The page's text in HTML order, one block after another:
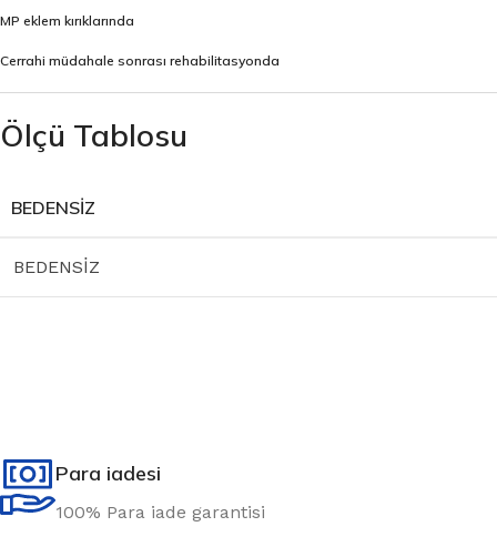
MP eklem kırıklarında
Cerrahi müdahale sonrası rehabilitasyonda
Ölçü Tablosu
BEDENSİZ
BEDENSİZ
Para iadesi
100% Para iade garantisi